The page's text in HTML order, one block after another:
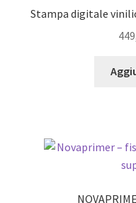
Stampa digitale